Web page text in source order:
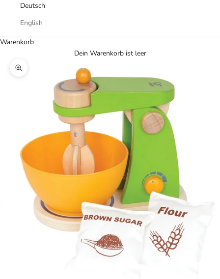
Deutsch
English
Warenkorb
Dein Warenkorb ist leer
Bild vergrößern